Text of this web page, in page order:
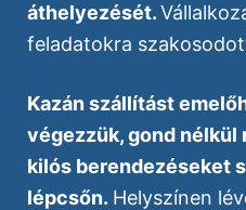
Nehézgép szállítás
English
áthelyezését.
feladatokra
Kazán szállítást
végezzük, gond nélkül
kilós berendezéseket
lépcsőn. Helyszínen